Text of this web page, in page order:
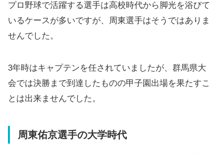
プロ野球で活躍する選手は高校時代から脚光を浴びて
いるケースが多いですが、周東選手はそうではありま
せんでした。
3年時はキャプテンを任されていましたが、群馬県大
会では決勝まで到達したものの甲子園出場を果たすこ
とは出来ませんでした。
周東佑京選手の大学時代